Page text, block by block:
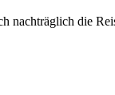
nachträglich die